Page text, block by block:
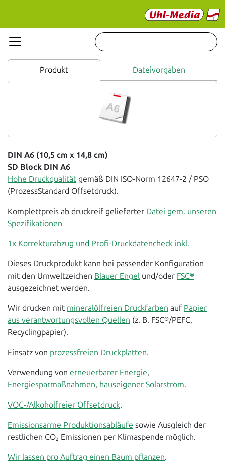
Produkt Dateivorgaben
DIN A6 (10,5 cm x 14,8 cm)
SD Block DIN A6
Hohe Druckqualität gemäß DIN ISO-Norm 12647-2 / PSO
(ProzessStandard Offsetdruck).
Komplettpreis ab druckreif gelieferter Datei gem. unseren
Spezifikationen
1x Korrekturabzug und Profi-Druckdatencheck inkl.
Dieses Druckprodukt kann bei passender Konfiguration
mit den Umweltzeichen Blauer Engel und/oder FSC®
ausgezeichnet werden.
Wir drucken mit mineralölfreien Druckfarben auf Papier
aus verantwortungsvollen Quellen (z. B. FSC®/PEFC,
Recyclingpapier).
Einsatz von prozessfreien Druckplatten.
Verwendung von erneuerbarer Energie,
Energiesparmaßnahmen, hauseigener Solarstrom.
VOC-/Alkoholfreier Offsetdruck.
Emissionsarme Produktionsabläufe sowie Ausgleich der
restlichen CO₂ Emissionen per Klimaspende möglich.
Wir lassen pro Auftrag einen Baum pflanzen.